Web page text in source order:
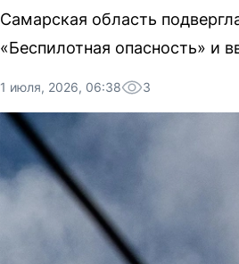
Самарская область
«Беспилотная опасность» и
1 июля, 2026, 06:38 3